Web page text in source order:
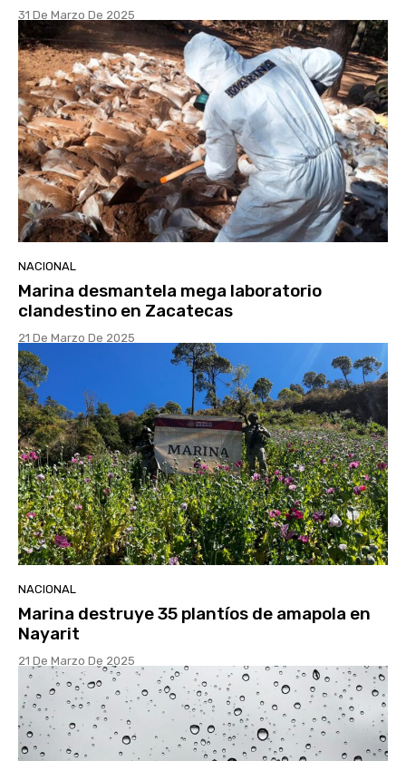
31 De Marzo De 2025
NACIONAL
Marina desmantela mega laboratorio
clandestino en Zacatecas
21 De Marzo De 2025
NACIONAL
Marina destruye 35 plantíos de amapola en
Nayarit
21 De Marzo De 2025